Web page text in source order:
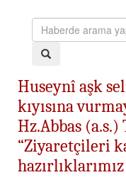
Huseynî aşk
kıyısına
Hz.Abbas (a.s.)
“Ziyaretçileri